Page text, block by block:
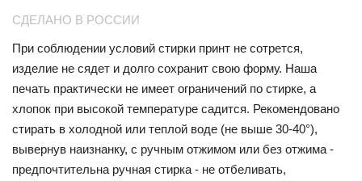
СДЕЛАНО В РОССИИ
При соблюдении условий стирки принт не сотрется,
изделие не сядет и долго сохранит свою форму. Наша
печать практически не имеет ограничений по стирке, а
хлопок при высокой температуре садится. Рекомендовано
стирать в холодной или теплой воде (не выше 30-40°),
вывернув наизнанку, с ручным отжимом или без отжима -
предпочтительна ручная стирка - не отбеливать,